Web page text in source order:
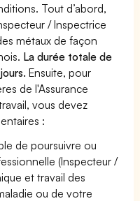
Tout d’abord,
/ Inspectrice
métaux de façon
La durée totale de
Ensuite, pour
de l'Assurance
vous devez
:
de poursuivre ou
(Inspecteur /
et travail des
ou de votre